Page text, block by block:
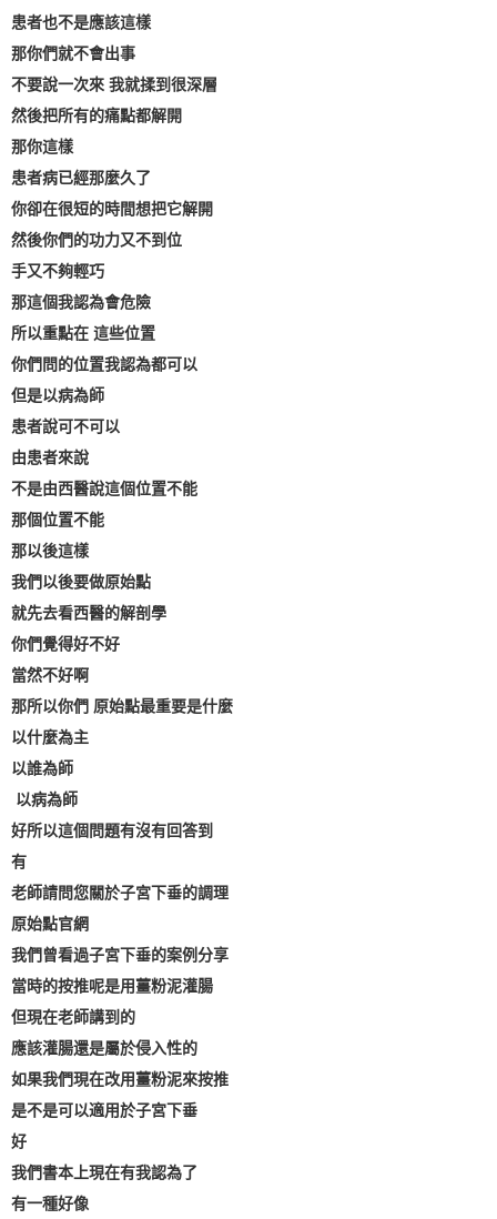
患者也不是應該這樣
那你們就不會出事
不要說一次來 我就揉到很深層
然後把所有的痛點都解開
那你這樣
患者病已經那麼久了
你卻在很短的時間想把它解開
然後你們的功力又不到位
手又不夠輕巧
那這個我認為會危險
所以重點在 這些位置
你們問的位置我認為都可以
但是以病為師
患者說可不可以
由患者來說
不是由西醫說這個位置不能
那個位置不能
那以後這樣
我們以後要做原始點
就先去看西醫的解剖學
你們覺得好不好
當然不好啊
那所以你們 原始點最重要是什麼
以什麼為主
以誰為師
以病為師
好所以這個問題有沒有回答到
有
老師請問您關於子宮下垂的調理
原始點官網
我們曾看過子宮下垂的案例分享
當時的按推呢是用薑粉泥灌腸
但現在老師講到的
應該灌腸還是屬於侵入性的
如果我們現在改用薑粉泥來按推
是不是可以適用於子宮下垂
好
我們書本上現在有我認為了
有一種好像